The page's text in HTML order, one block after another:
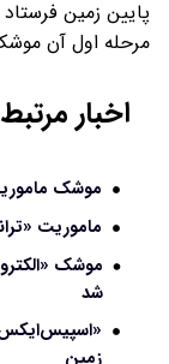
پایین زمین
مرحله اول آن موشک
اخبار مرتبط
موشک ماموریت «کرو-۱۱»
ماموریت «ترانسپورتر ۱۴»
موشک
شد
زمین